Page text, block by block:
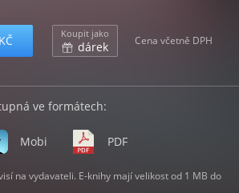
Koupit jako
dárek Cena včetně DPH
ve formátech:
Mobi PDF
na vydavateli. E-knihy mají velikost od 1 MB do